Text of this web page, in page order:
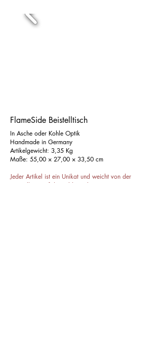
FlameSide Beistelltisch
In Asche oder Kohle Optik
Handmade in Germany
Artikelgewicht: 3,35 Kg
Maße: 55,00 × 27,00 × 33,50 cm
Jeder Artikel ist ein Unikat und weicht von der
Darstellung auf den Bildern ab.